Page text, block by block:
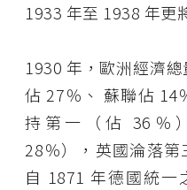
1933 年至 1938 年更
1930 年，歐洲經濟
佔 27％、 蘇聯佔 14
持第一（佔 36％
28％），英國淪落第
自 1871 年德國統